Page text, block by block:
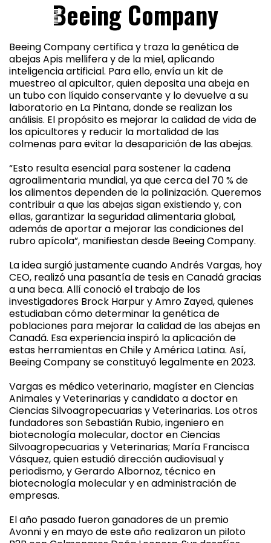
Beeing Company
Beeing Company certifica y traza la genética de
abejas Apis mellifera y de la miel, aplicando
inteligencia artificial. Para ello, envía un kit de
muestreo al apicultor, quien deposita una abeja en
un tubo con líquido conservante y lo devuelve a su
laboratorio en La Pintana, donde se realizan los
análisis. El propósito es mejorar la calidad de vida de
los apicultores y reducir la mortalidad de las
colmenas para evitar la desaparición de las abejas.
“Esto resulta esencial para sostener la cadena
agroalimentaria mundial, ya que cerca del 70 % de
los alimentos dependen de la polinización. Queremos
contribuir a que las abejas sigan existiendo y, con
ellas, garantizar la seguridad alimentaria global,
además de aportar a mejorar las condiciones del
rubro apícola”, manifiestan desde Beeing Company.
La idea surgió justamente cuando Andrés Vargas, hoy
CEO, realizó una pasantía de tesis en Canadá gracias
a una beca. Allí conoció el trabajo de los
investigadores Brock Harpur y Amro Zayed, quienes
estudiaban cómo determinar la genética de
poblaciones para mejorar la calidad de las abejas en
Canadá. Esa experiencia inspiró la aplicación de
estas herramientas en Chile y América Latina. Así,
Beeing Company se constituyó legalmente en 2023.
Vargas es médico veterinario, magíster en Ciencias
Animales y Veterinarias y candidato a doctor en
Ciencias Silvoagropecuarias y Veterinarias. Los otros
fundadores son Sebastián Rubio, ingeniero en
biotecnología molecular, doctor en Ciencias
Silvoagropecuarias y Veterinarias; María Francisca
Vásquez, quien estudió dirección audiovisual y
periodismo, y Gerardo Albornoz, técnico en
biotecnología molecular y en administración de
empresas.
El año pasado fueron ganadores de un premio
Avonni y en mayo de este año realizaron un piloto